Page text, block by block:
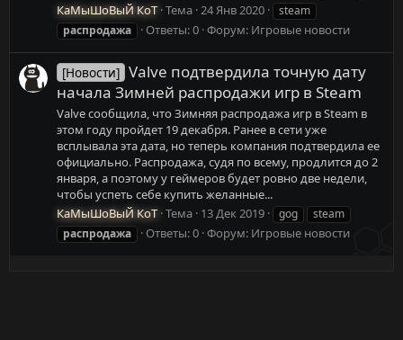
КаМыШоВыЙ КоТ Тема 24 Янв 2020
steam
распродажа
Ответы: 0 Форум: Игровые новости
[Новости] Valve подтвердила точную дату
начала Зимней распродажи игр в Steam
Valve сообщила, что Зимняя распродажа игр в Steam в
этом году пройдет 19 декабря. Ранее в сети уже
всплывала эта дата, но теперь компания подтвердила ее
официально. Распродажа, судя по всему, продлится до 2
января, а поэтому у геймеров будет ровно две недели,
чтобы успеть себе купить желанные...
КаМыШоВыЙ КоТ Тема 13 Дек 2019 gog
steam
распродажа
Ответы: 0 Форум: Игровые новости